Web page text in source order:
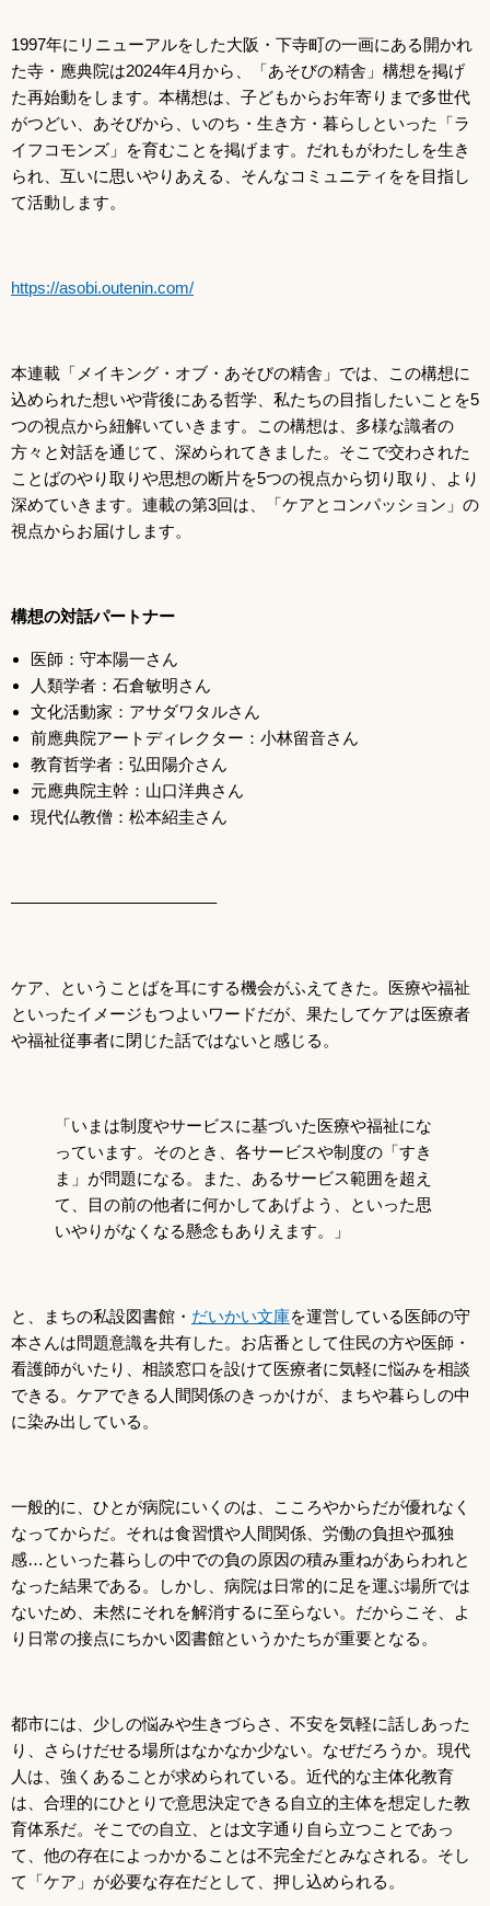
1997年にリニューアルをした大阪・下寺町の一画にある開かれ
た寺・應典院は2024年4月から、「あそびの精舎」構想を掲げ
た再始動をします。本構想は、子どもからお年寄りまで多世代
がつどい、あそびから、いのち・生き方・暮らしといった「ラ
イフコモンズ」を育むことを掲げます。だれもがわたしを生き
られ、互いに思いやりあえる、そんなコミュニティをを目指し
て活動します。
https://asobi.outenin.com/
本連載「メイキング・オブ・あそびの精舎」では、この構想に
込められた想いや背後にある哲学、私たちの目指したいことを5
つの視点から紐解いていきます。この構想は、多様な識者の
方々と対話を通じて、深められてきました。そこで交わされた
ことばのやり取りや思想の断片を5つの視点から切り取り、より
深めていきます。連載の第3回は、「ケアとコンパッション」の
視点からお届けします。
構想の対話パートナー
医師：守本陽一さん
人類学者：石倉敏明さん
文化活動家：アサダワタルさん
前應典院アートディレクター：小林留音さん
教育哲学者：弘田陽介さん
元應典院主幹：山口洋典さん
現代仏教僧：松本紹圭さん
————————————–
ケア、ということばを耳にする機会がふえてきた。医療や福祉
といったイメージもつよいワードだが、果たしてケアは医療者
や福祉従事者に閉じた話ではないと感じる。
「いまは制度やサービスに基づいた医療や福祉にな
っています。そのとき、各サービスや制度の「すき
ま」が問題になる。また、あるサービス範囲を超え
て、目の前の他者に何かしてあげよう、といった思
いやりがなくなる懸念もありえます。」
と、まちの私設図書館・ だいかい文庫を運営している医師の守
本さんは問題意識を共有した。お店番として住民の方や医師・
看護師がいたり、相談窓口を設けて医療者に気軽に悩みを相談
できる。ケアできる人間関係のきっかけが、まちや暮らしの中
に染み出している。
一般的に、ひとが病院にいくのは、こころやからだが優れなく
なってからだ。それは食習慣や人間関係、労働の負担や孤独
感…といった暮らしの中での負の原因の積み重ねがあらわれと
なった結果である。しかし、病院は日常的に足を運ぶ場所では
ないため、未然にそれを解消するに至らない。だからこそ、よ
り日常の接点にちかい図書館というかたちが重要となる。
都市には、少しの悩みや生きづらさ、不安を気軽に話しあった
り、さらけだせる場所はなかなか少ない。なぜだろうか。現代
人は、強くあることが求められている。近代的な主体化教育
は、合理的にひとりで意思決定できる自立的主体を想定した教
育体系だ。そこでの自立、とは文字通り自ら立つことであっ
て、他の存在によっかかることは不完全だとみなされる。そし
て「ケア」が必要な存在だとして、押し込められる。